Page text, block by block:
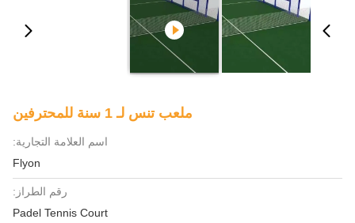
ملعب تنس لـ 1 سنة للمحترفين
اسم العلامة التجارية:
Flyon
رقم الطراز:
Padel Tennis Court